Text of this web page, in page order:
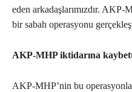
eden arkadaşlarımızdır.
bir sabah operasyonu
AKP-MHP iktidarına
AKP-MHP’nin bu